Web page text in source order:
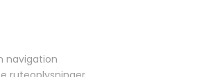
navigation